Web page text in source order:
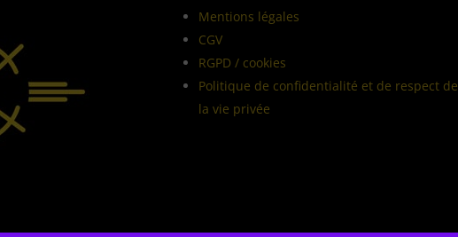
Mentions légales
CGV
RGPD / cookies
Politique de confidentialité et de respect de
la vie privée